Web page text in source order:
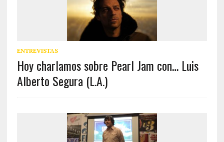
ENTREVISTAS
Hoy charlamos sobre Pearl Jam con… Luis
Alberto Segura (L.A.)